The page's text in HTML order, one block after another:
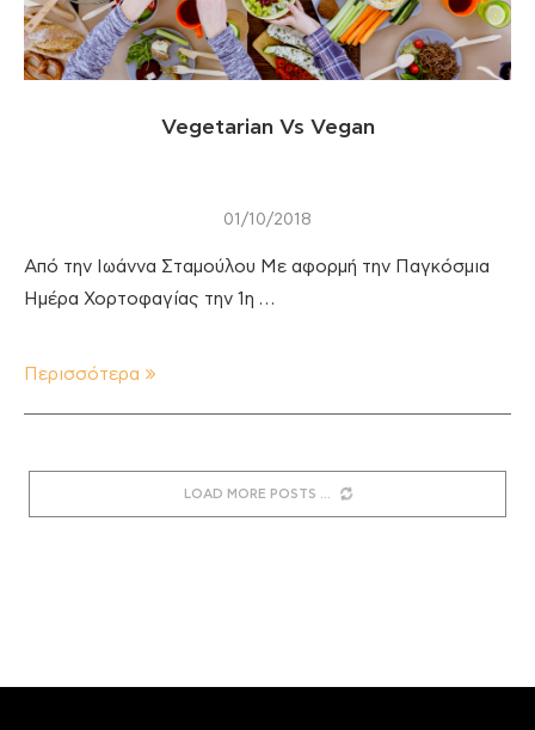
Vegetarian Vs Vegan
01/10/2018
Από την Ιωάννα Σταμούλου Με αφορμή την Παγκόσμια
Ημέρα Χορτοφαγίας την 1η …
Περισσότερα
LOAD MORE POSTS